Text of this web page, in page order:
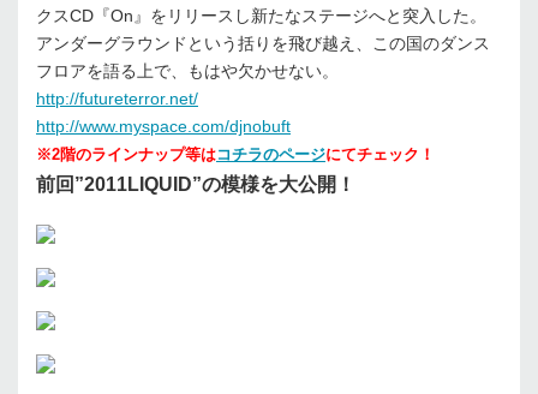
クスCD『On』をリリースし新たなステージへと突入した。
アンダーグラウンドという括りを飛び越え、この国のダンス
フロアを語る上で、もはや欠かせない。
http://futureterror.net/
http://www.myspace.com/djnobuft
※2階のラインナップ等はコチラのページにてチェック！
前回”2011LIQUID”の模様を大公開！